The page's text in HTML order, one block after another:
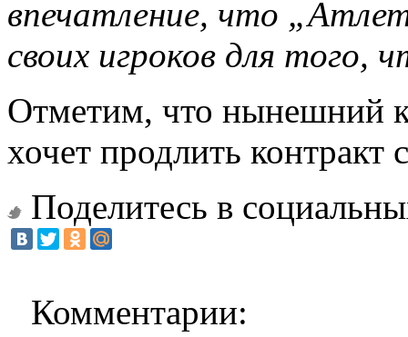
впечатление, что
своих игроков для того,
Отметим, что нынешний
хочет продлить контракт
Поделитесь в
Комментарии: